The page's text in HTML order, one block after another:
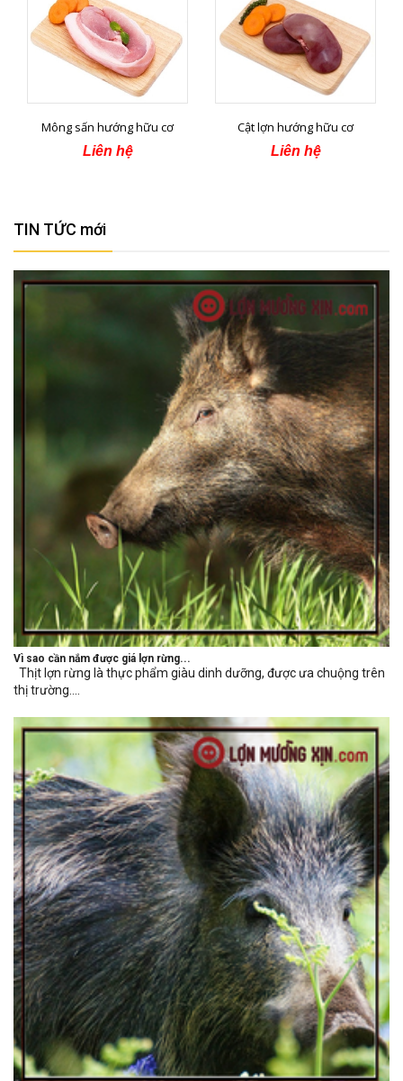
Mông sấn hướng hữu cơ
Liên hệ
Cật lợn hướng hữu cơ
Liên hệ
TIN TỨC mới
Vì sao cần nắm được giá lợn rừng...
Thịt lợn rừng là thực phẩm giàu dinh dưỡng, được ưa chuộng trên
thị trường....